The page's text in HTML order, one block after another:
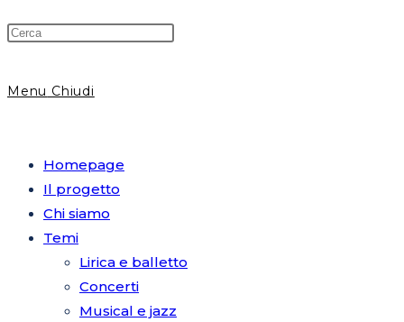
Menu Chiudi
Homepage
Il progetto
Chi siamo
Temi
Lirica e balletto
Concerti
Musical e jazz